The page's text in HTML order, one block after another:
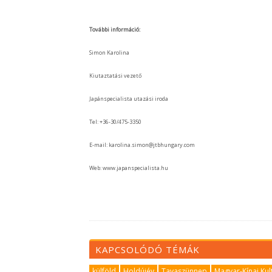
További információ:
Simon Karolina
Kiutaztatási vezető
Japánspecialista utazási iroda
Tel: +36-30/475-3350
E-mail: karolina.simon@jtbhungary.com
Web: www.japanspecialista.hu
KAPCSOLÓDÓ TÉMÁK